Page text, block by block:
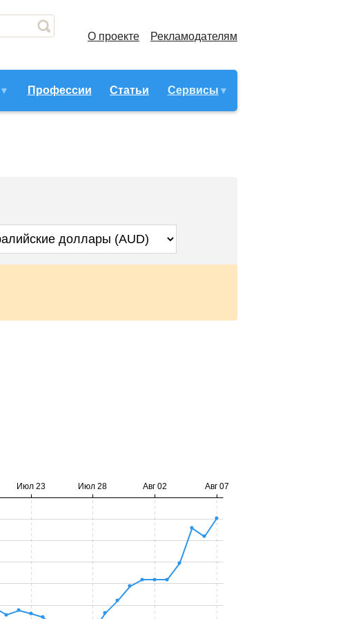
О проекте Рекламодателям
Профессии Статьи Сервисы
Июл 23 Июл 28 Авг 02 Авг 07